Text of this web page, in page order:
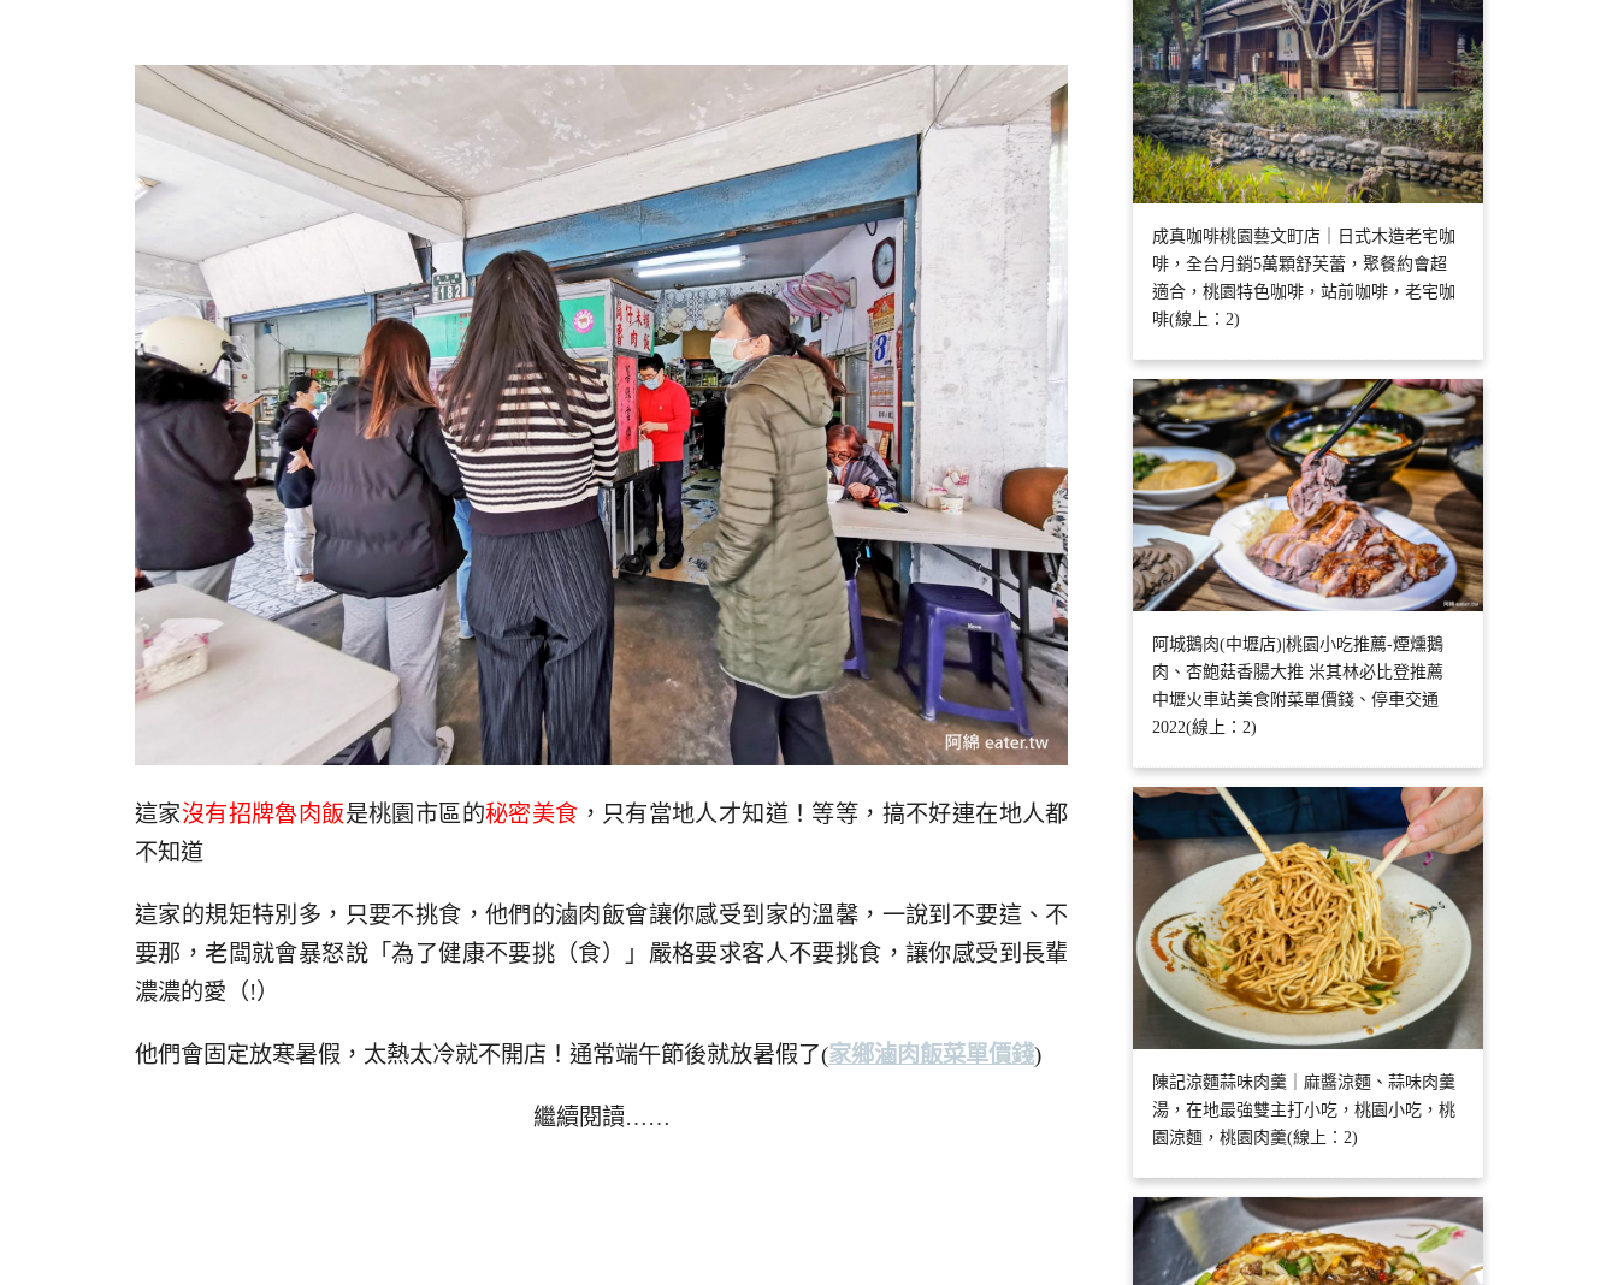
這家沒有招牌魯肉飯是桃園市區的秘密美食 ，只有當地人才知道！等等，搞不好連在地人都
不知道
這家的規矩特別多，只要不挑食，他們的滷肉飯會讓你感受到家的溫馨，一說到不要這、不
要那，老闆就會暴怒說「為了健康不要挑（食）」嚴格要求客人不要挑食，讓你感受到長輩
濃濃的愛（!）
他們會固定放寒暑假，太熱太冷就不開店！通常端午節後就放暑假了(家鄉滷肉飯菜單價錢)
繼續閱讀……
成真咖啡桃園藝文町店｜日式木造老宅咖
啡，全台月銷5萬顆舒芙蕾，聚餐約會超
適合，桃園特色咖啡，站前咖啡，老宅咖
啡(線上：2)
阿城鵝肉(中壢店)|桃園小吃推薦-煙燻鵝
肉、杏鮑菇香腸大推 米其林必比登推薦
中壢火車站美食附菜單價錢、停車交通
2022(線上：2)
陳記涼麵蒜味肉羹｜麻醬涼麵、蒜味肉羹
湯，在地最強雙主打小吃，桃園小吃，桃
園涼麵，桃園肉羹(線上：2)